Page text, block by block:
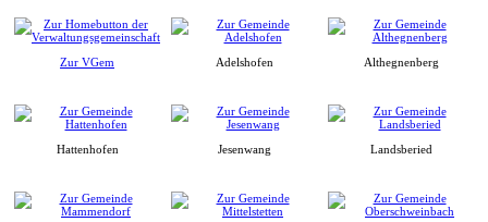
Zur VGem Adelshofen Althegnenberg
Hattenhofen Jesenwang Landsberied